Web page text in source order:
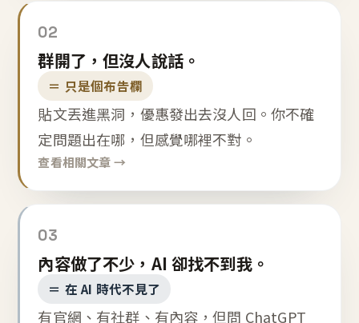
02
群開了，但沒人說話。
＝ 只是個布告欄
貼文丟進黑洞，優惠發出去沒人回。你不確
定問題出在哪，但感覺哪裡不對。
查看相關文章 →
03
內容做了不少，AI 卻找不到我。
＝ 在 AI 時代不見了
有官網、有社群、有內容，但問 ChatGPT